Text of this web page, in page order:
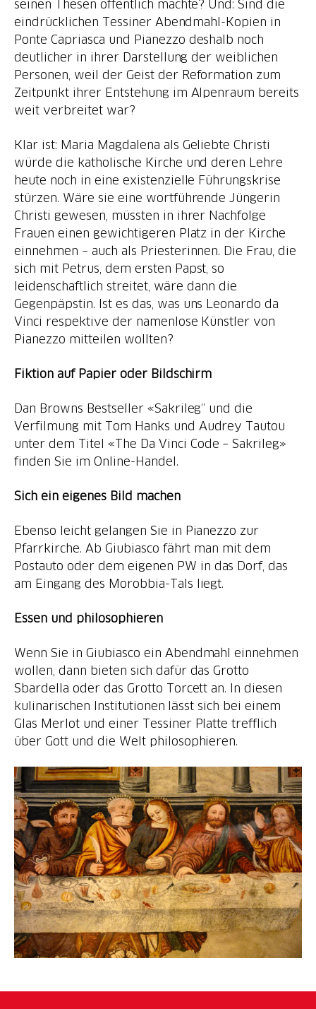
seinen Thesen öffentlich machte? Und: Sind die
eindrücklichen Tessiner Abendmahl-Kopien in
Ponte Capriasca und Pianezzo deshalb noch
deutlicher in ihrer Darstellung der weiblichen
Personen, weil der Geist der Reformation zum
Zeitpunkt ihrer Entstehung im Alpenraum bereits
weit verbreitet war?
Klar ist: Maria Magdalena als Geliebte Christi
würde die katholische Kirche und deren Lehre
heute noch in eine existenzielle Führungskrise
stürzen. Wäre sie eine wortführende Jüngerin
Christi gewesen, müssten in ihrer Nachfolge
Frauen einen gewichtigeren Platz in der Kirche
einnehmen – auch als Priesterinnen. Die Frau, die
sich mit Petrus, dem ersten Papst, so
leidenschaftlich streitet, wäre dann die
Gegenpäpstin. Ist es das, was uns Leonardo da
Vinci respektive der namenlose Künstler von
Pianezzo mitteilen wollten?
Fiktion auf Papier oder Bildschirm
Dan Browns Bestseller «Sakrileg“ und die
Verfilmung mit Tom Hanks und Audrey Tautou
unter dem Titel «The Da Vinci Code – Sakrileg»
finden Sie im Online-Handel.
Sich ein eigenes Bild machen
Ebenso leicht gelangen Sie in Pianezzo zur
Pfarrkirche. Ab Giubiasco fährt man mit dem
Postauto oder dem eigenen PW in das Dorf, das
am Eingang des Morobbia-Tals liegt.
Essen und philosophieren
Wenn Sie in Giubiasco ein Abendmahl einnehmen
wollen, dann bieten sich dafür das Grotto
Sbardella oder das Grotto Torcett an. In diesen
kulinarischen Institutionen lässt sich bei einem
Glas Merlot und einer Tessiner Platte trefflich
über Gott und die Welt philosophieren.